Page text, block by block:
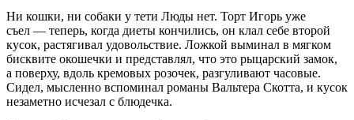
Ни кошки, ни собаки у тети Люды нет. Торт Игорь уже
съел — теперь, когда диеты кончились, он клал себе второй
кусок, растягивал удовольствие. Ложкой выминал в мягком
бисквите окошечки и представлял, что это рыцарский замок,
а поверху, вдоль кремовых розочек, разгуливают часовые.
Сидел, мысленно вспоминал романы Вальтера Скотта, и кусок
незаметно исчезал с блюдечка.